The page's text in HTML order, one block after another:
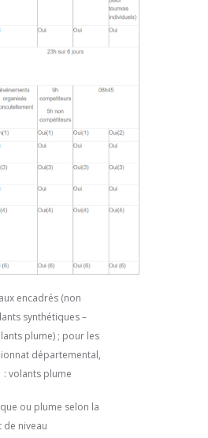
encadrés (non
synthétiques –
plume) ; pour les
départemental,
volants plume
ou plume selon la
de niveau